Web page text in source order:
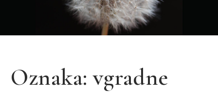
Oznaka:vgradne